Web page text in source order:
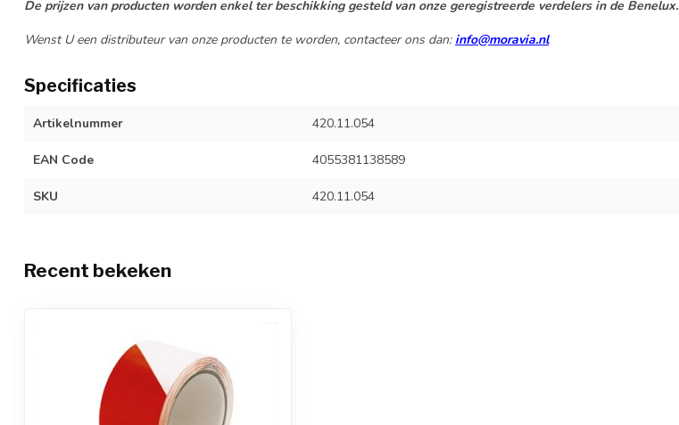
De prijzen van producten worden enkel ter beschikking gesteld van onze geregistreerde verdelers in de Benelux.
Wenst U een distributeur van onze producten te worden, contacteer ons dan: info@moravia.nl
Specificaties
Artikelnummer 420.11.054
EAN Code 4055381138589
SKU 420.11.054
Recent bekeken